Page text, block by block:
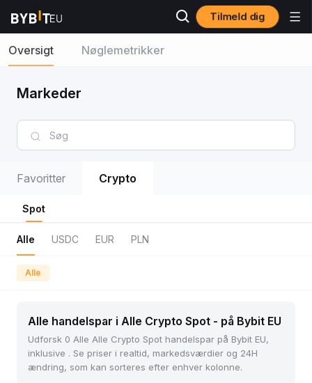
Tilmeld dig
Oversigt Nøglemetrikker
Markeder
Favoritter Crypto
Spot
Alle USDC EUR PLN
Alle
Alle handelspar i Alle Crypto Spot - på Bybit EU
Udforsk 0 Alle Alle Crypto Spot handelspar på Bybit EU,
inklusive . Se priser i realtid, markedsværdier og 24H
ændring, som kan sorteres efter enhver kolonne.